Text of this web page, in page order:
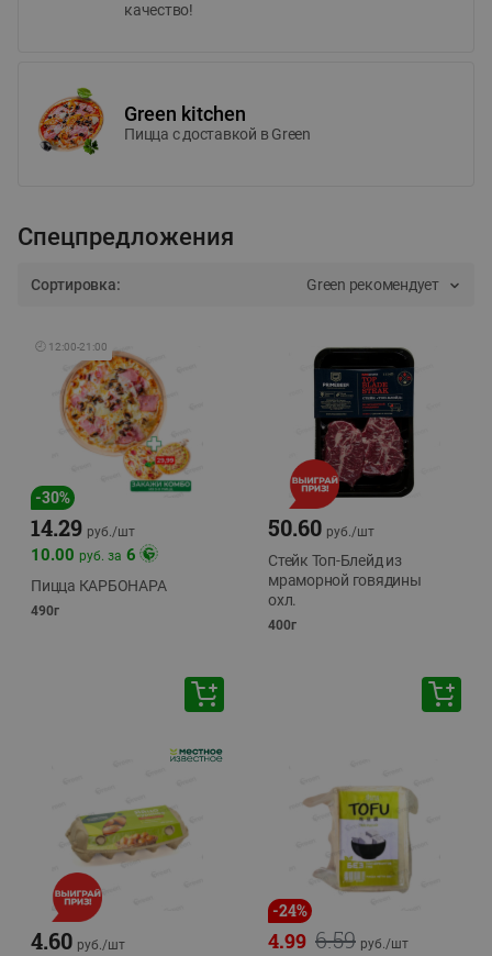
качество!
Green kitchen
Пицца c доставкой в Green
Спецпредложения
Сортировка: Green рекомендует
🕘 12:00-21:00
-30%
14.29 руб./шт
10.00 руб. за 6
Пицца КАРБОНАРА
490г
50.60 руб./шт
Стейк Топ-Блейд из
мраморной говядины
охл.
400г
4.60 руб./шт
-24%
6.59
4.99 руб./шт